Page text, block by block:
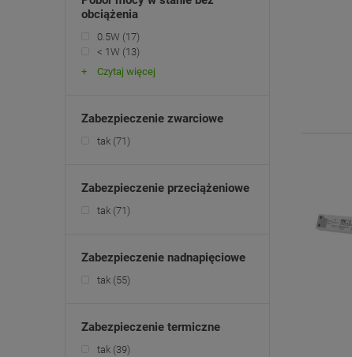
obciążenia
0.5W (17)
< 1W (13)
Czytaj więcej
Zabezpieczenie zwarciowe
tak (71)
Zabezpieczenie przeciążeniowe
tak (71)
Zabezpieczenie nadnapięciowe
tak (55)
Zabezpieczenie termiczne
tak (39)